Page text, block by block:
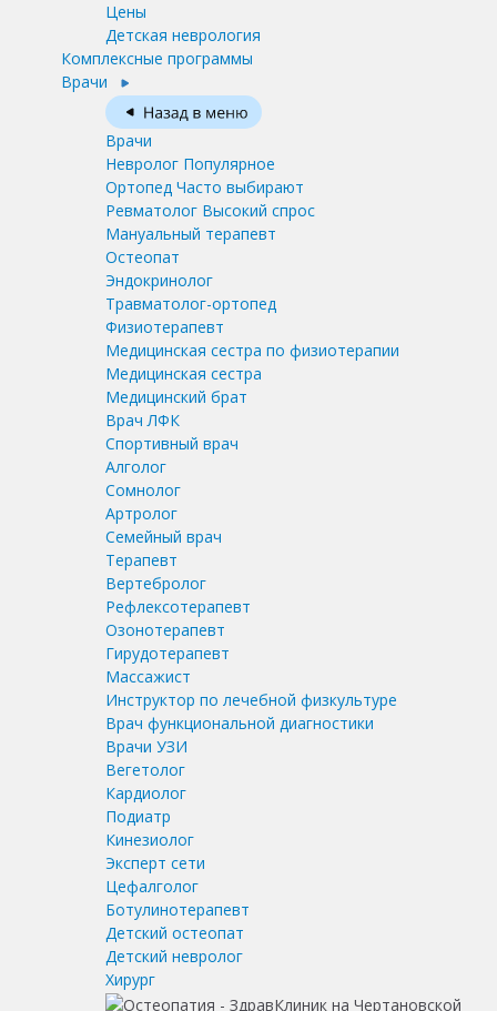
Цены
Детская неврология
Комплексные программы
Врачи
Врачи
Невролог Популярное
Ортопед Часто выбирают
Ревматолог Высокий спрос
Мануальный терапевт
Остеопат
Эндокринолог
Травматолог-ортопед
Физиотерапевт
Медицинская сестра по физиотерапии
Медицинская сестра
Медицинский брат
Врач ЛФК
Спортивный врач
Алголог
Сомнолог
Артролог
Семейный врач
Терапевт
Вертебролог
Рефлексотерапевт
Озонотерапевт
Гирудотерапевт
Массажист
Инструктор по лечебной физкультуре
Врач функциональной диагностики
Врачи УЗИ
Вегетолог
Кардиолог
Подиатр
Кинезиолог
Эксперт сети
Цефалголог
Ботулинотерапевт
Детский остеопат
Детский невролог
Хирург